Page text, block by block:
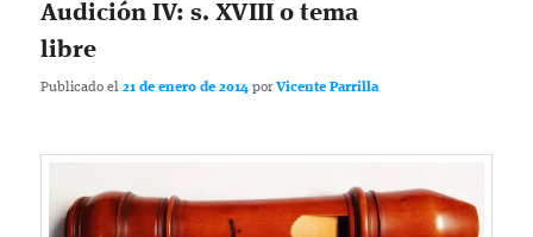
Audición IV: s. XVIII o tema
libre
Publicado el21 de enero de 2014 porVicente Parrilla